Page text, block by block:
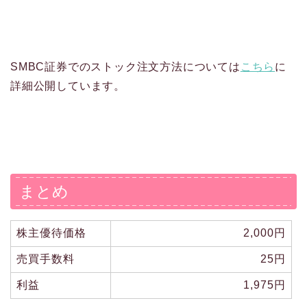
SMBC証券でのストック注文方法については こちら に
詳細公開しています。
まとめ
株主優待価格 2,000円
売買手数料 25円
利益 1,975円